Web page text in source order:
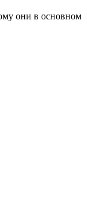
они в основном